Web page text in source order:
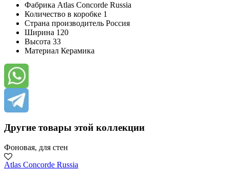
Фабрика Atlas Concorde Russia
Количество в коробке 1
Страна производитель Россия
Ширина 120
Высота 33
Материал Керамика
Другие товары этой коллекции
Фоновая, для стен
Atlas Concorde Russia